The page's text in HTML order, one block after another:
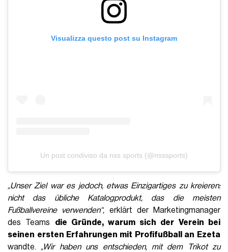
Visualizza questo post su Instagram
Un post condiviso da nss sports (@nsssports)
„Unser Ziel war es jedoch, etwas Einzigartiges zu kreieren:
nicht das übliche Katalogprodukt, das die meisten
Fußballvereine verwenden“, erklärt der Marketingmanager
des Teams die Gründe, warum sich der Verein bei
seinen ersten Erfahrungen mit Profifußball an Ezeta
wandte.„Wir haben uns entschieden, mit dem Trikot zu